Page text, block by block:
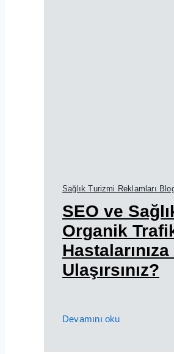
Sağlık Turizmi Reklamları
SEO ve
Organik
Hastalarınıza
Ulaşırsınız?
Devamını oku